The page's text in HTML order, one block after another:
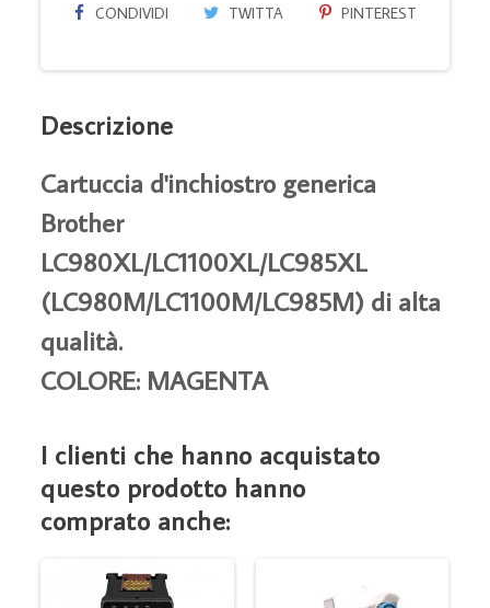
CONDIVIDI TWITTA PINTEREST
Descrizione
Cartuccia d'inchiostro generica
Brother
LC980XL/LC1100XL/LC985XL
(LC980M/LC1100M/LC985M) di alta
qualità.
COLORE: MAGENTA
I clienti che hanno acquistato
questo prodotto hanno
comprato anche: